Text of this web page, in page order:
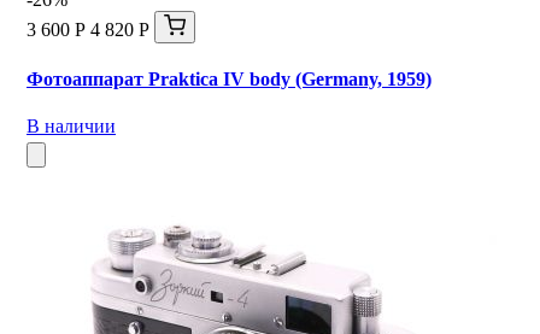
3 600 Р 4 820 Р
Фотоаппарат Praktica IV body (Germany, 1959)
В наличии